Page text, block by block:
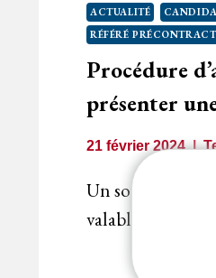
ACTUALITÉ
RÉFÉRÉ
Procédure
présenter
21 février 2024
Un
valablement